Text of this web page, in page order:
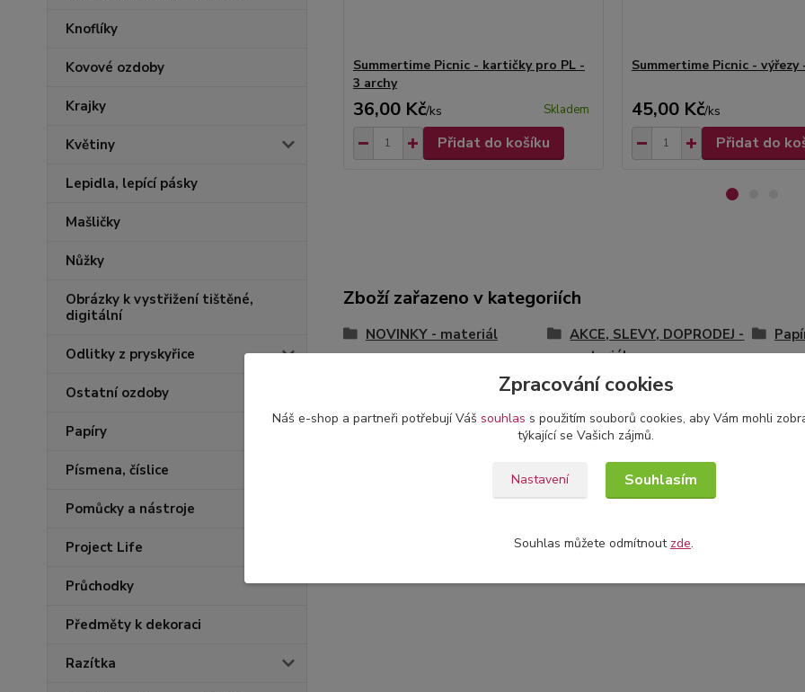
Knoflíky
Kovové ozdoby
Krajky
Květiny
Lepidla, lepící pásky
Mašličky
Nůžky
Obrázky k vystřižení tištěné,
digitální
Odlitky z pryskyřice
Ostatní ozdoby
Papíry
Písmena, číslice
Pomůcky a nástroje
Project Life
Průchodky
Předměty k dekoraci
Razítka
Summertime Picnic - kartičky pro PL -
3 archy
36,00 Kč/ks Skladem
Přidat do košíku
Summertime Picnic - výřezy
45,00 Kč/ks
Přidat do
Zboží zařazeno v kategoriích
NOVINKY - materiál
AKCE, SLEVY, DOPRODEJ -
materiál
Obrázky, dekorace
Zpracování cookies
Náš e-shop a partneři potřebují Váš souhlas s použitím souborů cookies, aby Vám mohli
týkající se Vašich zájmů.
Nastavení Souhlasím
Souhlas můžete odmítnout zde.